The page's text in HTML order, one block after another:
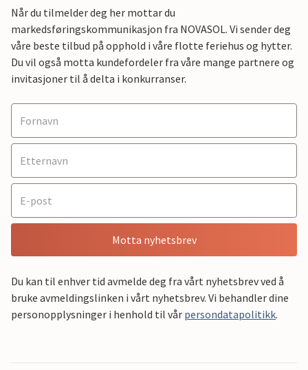
Når du tilmelder deg her mottar du
markedsføringskommunikasjon fra NOVASOL. Vi sender deg
våre beste tilbud på opphold i våre flotte feriehus og hytter.
Du vil også motta kundefordeler fra våre mange partnere og
invitasjoner til å delta i konkurranser.
Motta nyhetsbrev
Du kan til enhver tid avmelde deg fra vårt nyhetsbrev ved å
bruke avmeldingslinken i vårt nyhetsbrev. Vi behandler dine
personopplysninger i henhold til vår persondatapolitikk.